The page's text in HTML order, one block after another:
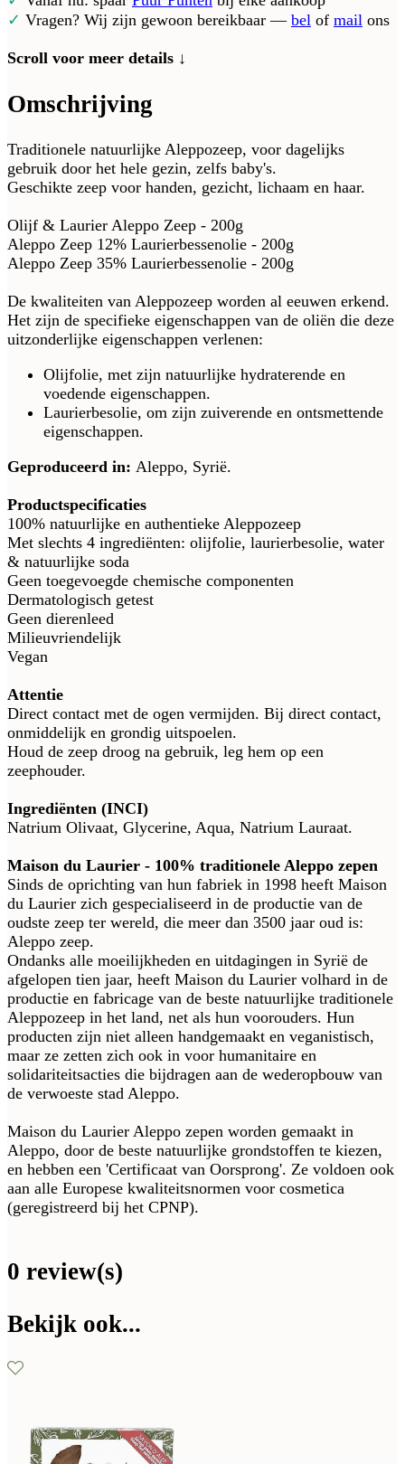
✓ Vragen? Wij zijn gewoon bereikbaar — bel of mail ons
Scroll voor meer details ↓
Omschrijving
Traditionele natuurlijke Aleppozeep, voor dagelijks
gebruik door het hele gezin, zelfs baby's.
Geschikte zeep voor handen, gezicht, lichaam en haar.
Olijf & Laurier Aleppo Zeep - 200g
Aleppo Zeep 12% Laurierbessenolie - 200g
Aleppo Zeep 35% Laurierbessenolie - 200g
De kwaliteiten van Aleppozeep worden al eeuwen erkend.
Het zijn de specifieke eigenschappen van de oliën die deze
uitzonderlijke eigenschappen verlenen:
Olijfolie, met zijn natuurlijke hydraterende en
voedende eigenschappen.
Laurierbesolie, om zijn zuiverende en ontsmettende
eigenschappen.
Geproduceerd in: Aleppo, Syrië.
Productspecificaties
100% natuurlijke en authentieke Aleppozeep
Met slechts 4 ingrediënten: olijfolie, laurierbesolie, water
& natuurlijke soda
Geen toegevoegde chemische componenten
Dermatologisch getest
Geen dierenleed
Milieuvriendelijk
Vegan
Attentie
Direct contact met de ogen vermijden. Bij direct contact,
onmiddelijk en grondig uitspoelen.
Houd de zeep droog na gebruik, leg hem op een
zeephouder.​
Ingrediënten (INCI)
Natrium Olivaat, Glycerine, Aqua, Natrium Lauraat.
Maison du Laurier - 100% traditionele Aleppo zepen
Sinds de oprichting van hun fabriek in 1998 heeft Maison
du Laurier zich gespecialiseerd in de productie van de
oudste zeep ter wereld, die meer dan 3500 jaar oud is:
Aleppo zeep.
Ondanks alle moeilijkheden en uitdagingen in Syrië de
afgelopen tien jaar, heeft Maison du Laurier volhard in de
productie en fabricage van de beste natuurlijke traditionele
Aleppozeep in het land, net als hun voorouders. Hun
producten zijn niet alleen handgemaakt en veganistisch,
maar ze zetten zich ook in voor humanitaire en
solidariteitsacties die bijdragen aan de wederopbouw van
de verwoeste stad Aleppo.
Maison du Laurier Aleppo zepen worden gemaakt in
Aleppo, door de beste natuurlijke grondstoffen te kiezen,
en hebben een 'Certificaat van Oorsprong'. Ze voldoen ook
aan alle Europese kwaliteitsnormen voor cosmetica
(geregistreerd bij het CPNP).
0 review(s)
Bekijk ook...